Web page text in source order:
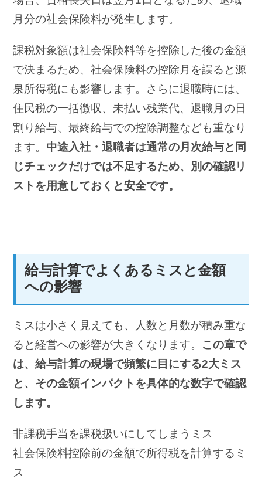
月分の社会保険料が発生します。
課税対象額は社会保険料等を控除した後の金額
で決まるため、社会保険料の控除月を誤ると源
泉所得税にも影響します。さらに退職時には、
住民税の一括徴収、未払い残業代、退職月の日
割り給与、最終給与での控除調整なども重なり
ます。 中途入社・退職者は通常の月次給与と同
じチェックだけでは不足するため、別の確認リ
ストを用意しておくと安全です。
給与計算でよくあるミスと金額
への影響
ミスは小さく見えても、人数と月数が積み重な
ると経営への影響が大きくなります。 この章で
は、給与計算の現場で頻繁に目にする2大ミス
と、その金額インパクトを具体的な数字で確認
します。
非課税手当を課税扱いにしてしまうミス
社会保険料控除前の金額で所得税を計算するミ
ス